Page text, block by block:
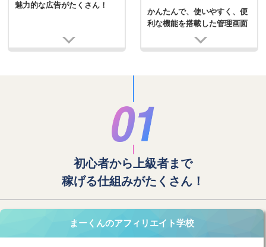
魅力的な広告がたくさん！
かんたんで、使いやすく、便
利な機能を搭載した管理画面
初心者から上級者まで
稼げる仕組みがたくさん！
まーくんのアフィリエイト学校